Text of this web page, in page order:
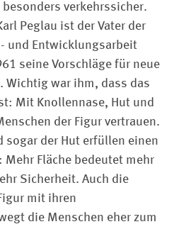
verkehrssicher.
Peglau ist der Vater der
und Entwicklungsarbeit
seine Vorschläge für neue
Wichtig war ihm, dass das
Mit Knollennase, Hut und
der Figur vertrauen.
sogar der Hut erfüllen einen
Mehr Fläche bedeutet mehr
Sicherheit. Auch die
mit ihren
die Menschen eher zum